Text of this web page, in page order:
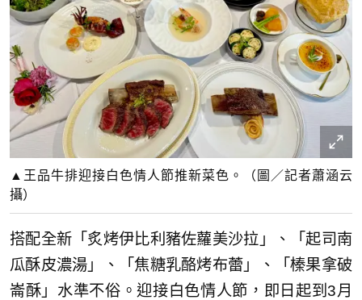
▲王品牛排迎接白色情人節推新菜色。（圖／記者蕭涵云
攝）
搭配全新「炙烤伊比利豬佐蘿美沙拉」、「起司南
瓜酥皮濃湯」、「焦糖乳酪烤布蕾」、「榛果拿破
崙酥」水準不俗。迎接白色情人節，即日起到3月